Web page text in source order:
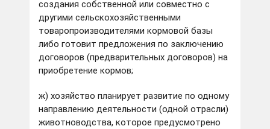
создания собственной или совместно с
другими сельскохозяйственными
товаропроизводителями кормовой базы
либо готовит предложения по заключению
договоров (предварительных договоров) на
приобретение кормов;
ж) хозяйство планирует развитие по одному
направлению деятельности (одной отрасли)
животноводства, которое предусмотрено